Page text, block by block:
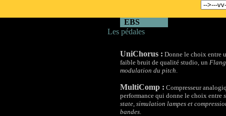
EBS
Les pédales
UniChorus : Donne le choix entre
faible bruit de qualité studio, un
modulation du pitch.
MultiComp : Compresseur
performance qui donne le choix entre
state, simulation lampes et
bandes.